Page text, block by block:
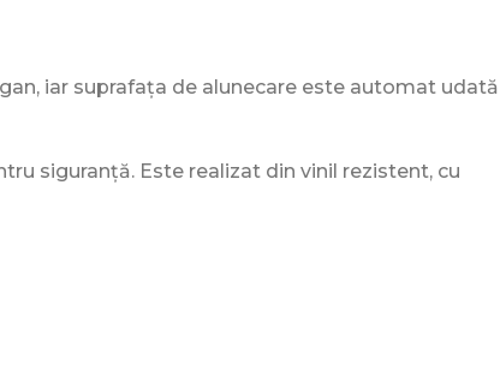
iar suprafața de alunecare este automat udată
siguranță. Este realizat din vinil rezistent, cu